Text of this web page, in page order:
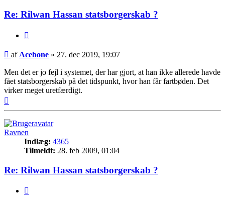
Re: Rilwan Hassan statsborgerskab ?
Indlæg
af Acebone » 27. dec 2019, 19:07
Men det er jo fejl i systemet, der har gjort, at han ikke allerede havde
fået statsborgerskab på det tidspunkt, hvor han får fartbøden. Det
virker meget uretfærdigt.
Ravnen
Indlæg: 4365
Tilmeldt: 28. feb 2009, 01:04
Re: Rilwan Hassan statsborgerskab ?